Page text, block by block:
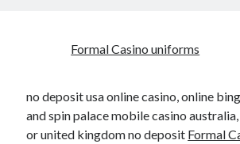
Formal Casino uniforms
no deposit usa online casino, online
and spin palace mobile casino australia,
or united kingdom no deposit Formal